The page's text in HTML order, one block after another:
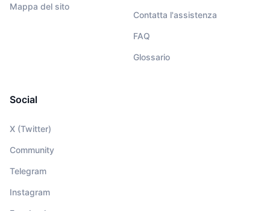
Mappa del sito
Contatta l'assistenza
FAQ
Glossario
Social
X (Twitter)
Community
Telegram
Instagram